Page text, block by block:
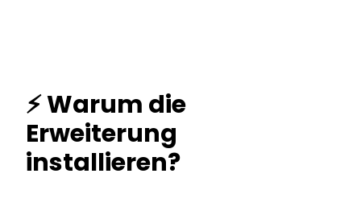
⚡ Warum die
Erweiterung
installieren?